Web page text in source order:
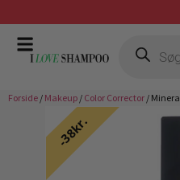
Gratis fragt ved køb over 399,-
Forside / Makeup / Color Corrector /
38kr.